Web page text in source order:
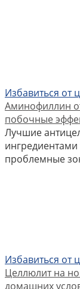
Избавиться от
Аминофиллин
побочные
Лучшие
ингредиентами
проблемные
Избавиться от
Целлюлит на
домашних